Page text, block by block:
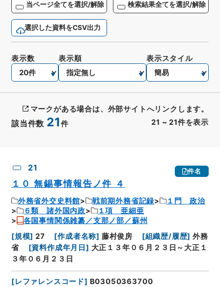
当ページ全てを選択/解除 検索結果全てを選択/解除
選択した資料をCSV出力
該当件数 21 件 21 ~ 21件を表示
表示数 表示順 表示スタイル
マークがある場合は、外部サイトへリンクします。
21 件名
１０ 無錫事情報告ノ件 ４
外務省外交史料館 戦前期外務省記録
１門 政治
６類 諸外国内政
１項 亜細亜
各国事情関係雑纂／支那ノ部／蘇州
[規模] 27 [作成者名称] 藤村俊房 [組織歴/履歴] 外務
省
[資料作成年月日 ] 大正１３年０６月２３日～大正１
３年０６月２３日
[レファレンスコード] B03050363700